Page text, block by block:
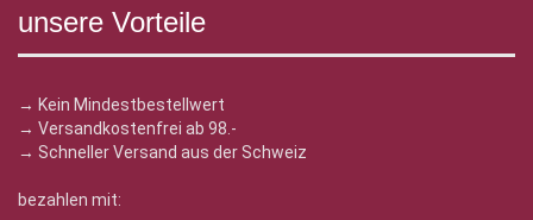
unsere Vorteile
→ Kein Mindestbestellwert
→ Versandkostenfrei ab 98.-
→ Schneller Versand aus der Schweiz
bezahlen mit: